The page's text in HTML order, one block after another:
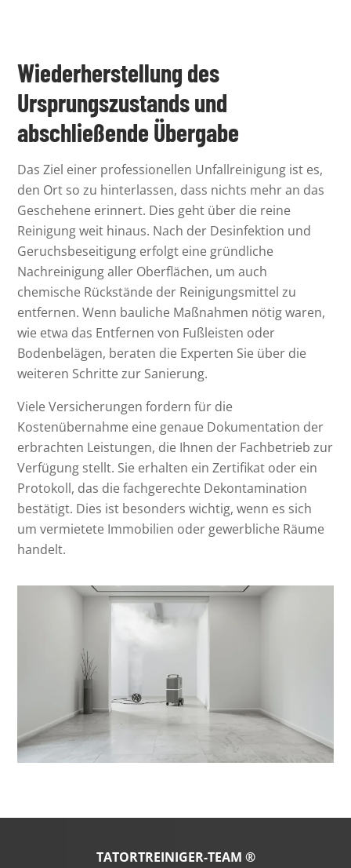
Wiederherstellung des
Ursprungszustands und
abschließende Übergabe
Das Ziel einer professionellen Unfallreinigung ist es,
den Ort so zu hinterlassen, dass nichts mehr an das
Geschehene erinnert. Dies geht über die reine
Reinigung weit hinaus. Nach der Desinfektion und
Geruchsbeseitigung erfolgt eine gründliche
Nachreinigung aller Oberflächen, um auch
chemische Rückstände der Reinigungsmittel zu
entfernen. Wenn bauliche Maßnahmen nötig waren,
wie etwa das Entfernen von Fußleisten oder
Bodenbelägen, beraten die Experten Sie über die
weiteren Schritte zur Sanierung.
Viele Versicherungen fordern für die
Kostenübernahme eine genaue Dokumentation der
erbrachten Leistungen, die Ihnen der Fachbetrieb zur
Verfügung stellt. Sie erhalten ein Zertifikat oder ein
Protokoll, das die fachgerechte Dekontamination
bestätigt. Dies ist besonders wichtig, wenn es sich
um vermietete Immobilien oder gewerbliche Räume
handelt.
TATORTREINIGER-TEAM ®